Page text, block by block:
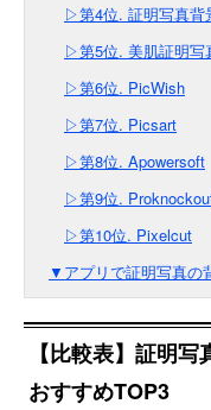
▷第4位. 証明写真背
▷第5位. 美肌証明写
▷第6位. PicWish
▷第7位. Picsart
▷第8位. Apowersoft
▷第9位.
▷第10位. Pixelcut
▼アプリで証明写真の
【比較表】証明
おすすめTOP3